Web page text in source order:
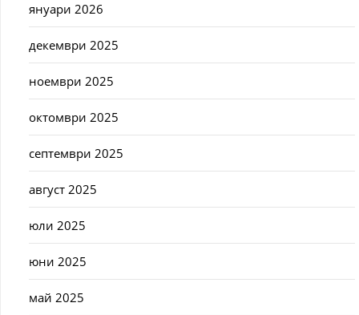
януари 2026
декември 2025
ноември 2025
октомври 2025
септември 2025
август 2025
юли 2025
юни 2025
май 2025